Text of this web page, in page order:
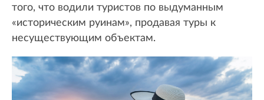
того, что водили туристов по выдуманным
«историческим руинам», продавая туры к
несуществующим объектам.